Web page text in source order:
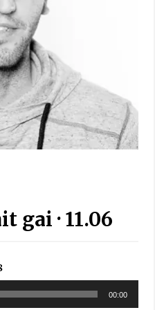
audioa
irratia, podcastak
zer?
gai · 11.06
00:00